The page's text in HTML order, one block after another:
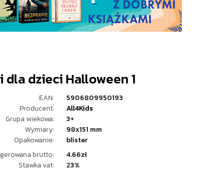
dla dzieci Halloween 1
EAN:
5906809950193
Producent:
All4Kids
Grupa wiekowa:
3+
Wymiary:
98x151 mm
Opakowanie:
blister
brutto:
4.66zł
Stawka vat:
23%